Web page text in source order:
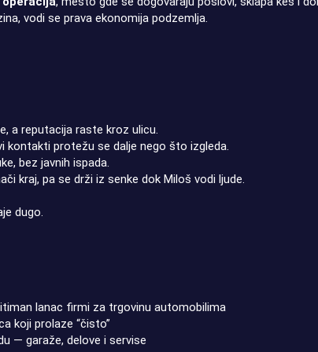
vodi se prava ekonomija podzemlja.
a reputacija raste kroz ulicu.
kontakti protežu se dalje nego što izgleda.
bez javnih ispada.
kraj, pa se drži iz senke dok Miloš vodi ljude.
dugo.
lanac firmi za trgovinu automobilima
koji prolaze “čisto”
— garaže, delove i servise